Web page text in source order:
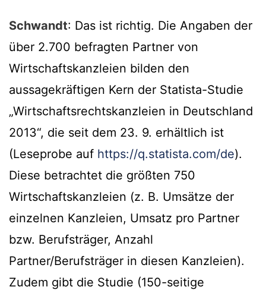
Schwandt: Das ist richtig. Die Angaben der
über 2.700 befragten Partner von
Wirtschaftskanzleien bilden den
aussagekräftigen Kern der Statista-Studie
„Wirtschaftsrechtskanzleien in Deutschland
2013“, die seit dem 23. 9. erhältlich ist
(Leseprobe auf https://q.statista.com/de).
Diese betrachtet die größten 750
Wirtschaftskanzleien (z. B. Umsätze der
einzelnen Kanzleien, Umsatz pro Partner
bzw. Berufsträger, Anzahl
Partner/Berufsträger in diesen Kanzleien).
Zudem gibt die Studie (150-seitige